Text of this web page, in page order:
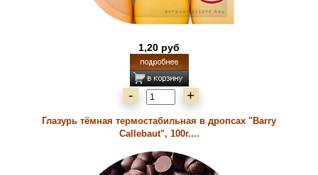
1,20 руб
- +
Глазурь тёмная термостабильная в дропсах "Barry
Callebaut", 100г....